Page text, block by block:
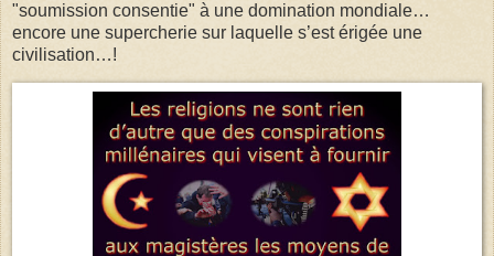
"soumission consentie" à une domination mondiale…
encore une supercherie sur laquelle s’est érigée une
civilisation…!